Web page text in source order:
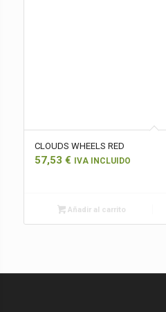
CLOUDS WHEELS RED
57,53 € IVA INCLUIDO
Añadir al carrito